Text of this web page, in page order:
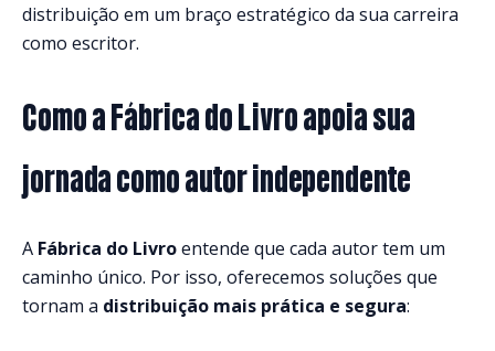
distribuição em um braço estratégico da sua carreira
como escritor.
Como a Fábrica do Livro apoia sua
jornada como autor independente
A Fábrica do Livroentende que cada autor tem um
caminho único. Por isso, oferecemos soluções que
tornam a distribuição mais prática e segura: